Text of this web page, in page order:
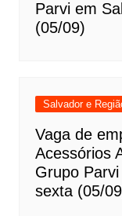
Parvi em
(05/09)
Salvador e
Vaga de
Acessórios
Grupo
sexta (05/